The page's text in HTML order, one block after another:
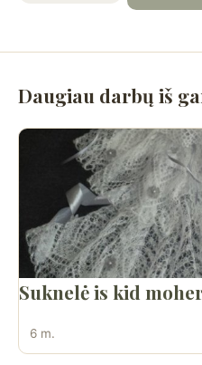
Daugiau darbų iš
Suknelė is kid
6 m.